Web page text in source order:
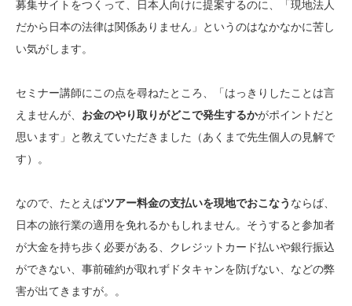
募集サイトをつくって、日本人向けに提案するのに、「現地法人
だから日本の法律は関係ありません」というのはなかなかに苦し
い気がします。
セミナー講師にこの点を尋ねたところ、「はっきりしたことは言
えませんが、 お金のやり取りがどこで発生するかがポイントだと
思います」と教えていただきました（あくまで先生個人の見解で
す）。
なので、たとえばツアー料金の支払いを現地でおこなう ならば、
日本の旅行業の適用を免れるかもしれません。そうすると参加者
が大金を持ち歩く必要がある、クレジットカード払いや銀行振込
ができない、事前確約が取れずドタキャンを防げない、などの弊
害が出てきますが。。